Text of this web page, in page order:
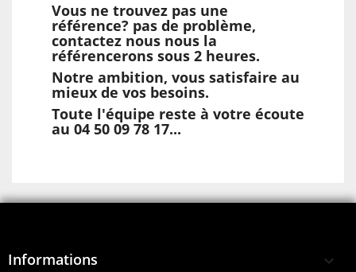
Vous ne trouvez pas une
référence? pas de problème,
contactez nous nous la
référencerons sous 2 heures.
Notre ambition, vous satisfaire au
mieux de vos besoins.
Toute l'équipe reste à votre écoute
au 04 50 09 78 17...
Informations 